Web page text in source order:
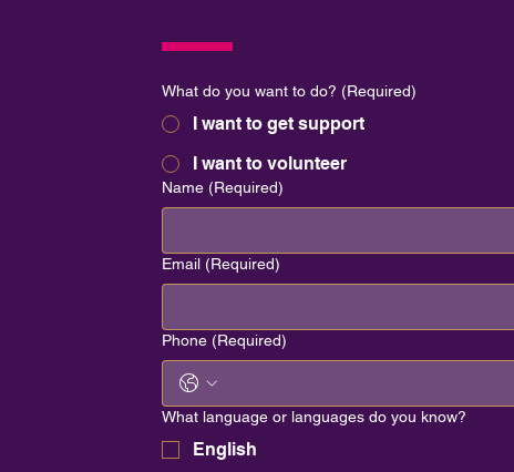
What do you want to do? (Required)
I want to get support
I want to volunteer
Name (Required)
Email (Required)
Phone (Required)
What language or languages do you know?
English